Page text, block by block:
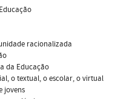
racionalizada
da Educação
o textual, o escolar, o virtual
jovens